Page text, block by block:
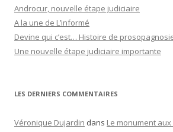
Androcur, nouvelle étape judiciaire
A la une de L’informé
Devine qui c’est… Histoire de
Une nouvelle étape judiciaire importante
LES DERNIERS COMMENTAIRES
Véronique Dujardin dans Le monument